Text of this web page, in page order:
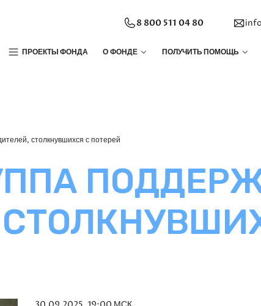
8 800 511 04 80
ПРОЕКТЫ ФОНДА О ФОНДЕ ПОЛУЧИТЬ ПОМОЩЬ
столкнувшихся с потерей